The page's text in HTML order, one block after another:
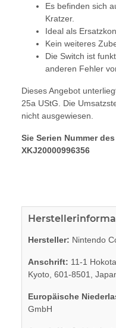
Es befinden sich
Kratzer.
Ideal als
Kein weiteres
Die Switch ist
anderen Fehler
Dieses Angebot
25a UStG. Die
nicht ausgewiesen.
Sie Serien Nummer
XKJ20000996356
Hersteller: Nintendo
Anschrift: 11-1
Kyoto, 601-8501,
Europäische
GmbH